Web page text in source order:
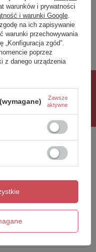
opinię
5/5
warunków i prywatności
i warunki Google
na ich zapisywanie
warunki przechowywania
zgód”.
poprzez
z danego urządzenia
Zawsze
aktywne